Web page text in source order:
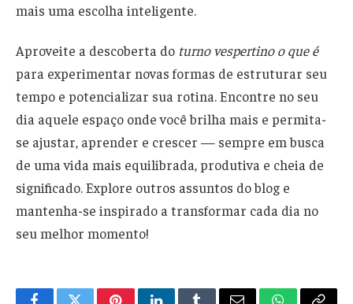
mais uma escolha inteligente.
Aproveite a descoberta do turno vespertino o que é
para experimentar novas formas de estruturar seu
tempo e potencializar sua rotina. Encontre no seu
dia aquele espaço onde você brilha mais e permita-
se ajustar, aprender e crescer — sempre em busca
de uma vida mais equilibrada, produtiva e cheia de
significado. Explore outros assuntos do blog e
mantenha-se inspirado a transformar cada dia no
seu melhor momento!